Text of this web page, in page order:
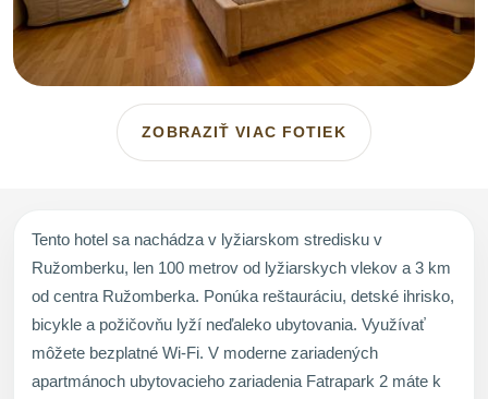
ZOBRAZIŤ VIAC FOTIEK
Tento hotel sa nachádza v lyžiarskom stredisku v
Ružomberku, len 100 metrov od lyžiarskych vlekov a 3 km
od centra Ružomberka. Ponúka reštauráciu, detské ihrisko,
bicykle a požičovňu lyží neďaleko ubytovania. Využívať
môžete bezplatné Wi-Fi. V moderne zariadených
apartmánoch ubytovacieho zariadenia Fatrapark 2 máte k